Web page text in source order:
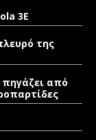
3E
της
από